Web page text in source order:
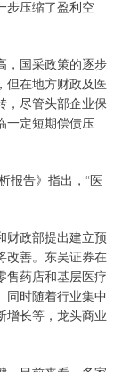
步压缩了盈利空
，国采政策的逐步
但在地方财政及医
，尽管头部企业保
一定短期偿债压
报告》指出，“医
财政部提出建立预
改善。东吴证券在
售药店和基层医疗
同时随着行业集中
增长等，龙头商业